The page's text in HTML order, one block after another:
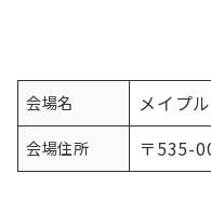
会場名 メイプ
会場住所 〒535-